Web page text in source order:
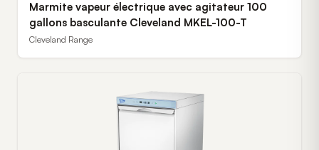
Marmite vapeur électrique avec agitateur 100
gallons basculante Cleveland MKEL-100-T
Cleveland Range